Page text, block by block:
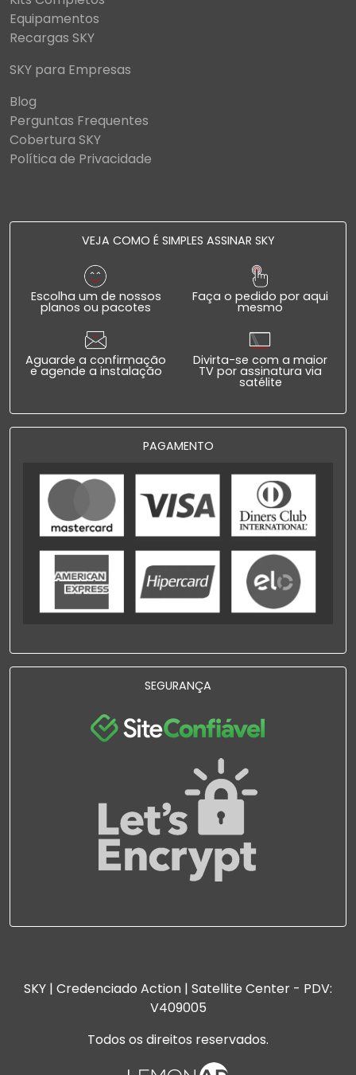
Equipamentos
Recargas SKY
SKY para Empresas
Blog
Perguntas Frequentes
Cobertura SKY
Política de Privacidade
VEJA COMO É SIMPLES ASSINAR SKY
Escolha um de nossos
planos ou pacotes
Faça o pedido por aqui
mesmo
Aguarde a confirmação
e agende a instalação
Divirta-se com a maior
TV por assinatura via
satélite
PAGAMENTO
SEGURANÇA
SKY | Credenciado Action | Satellite Center - PDV:
V409005
Todos os direitos reservados.